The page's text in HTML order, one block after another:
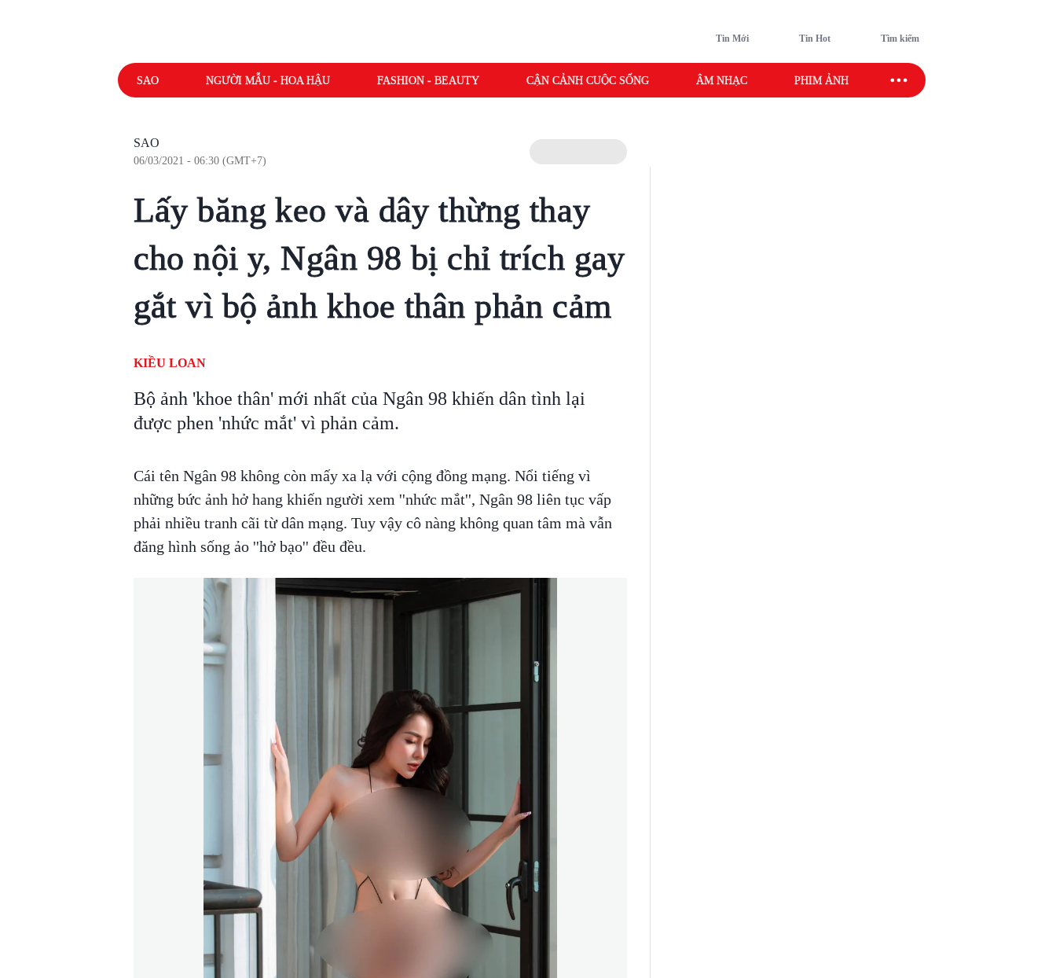
Tin Mới Tin Hot Tìm kiếm
SAO NGƯỜI MẪU - HOA HẬU FASHION - BEAUTY CẬN CẢNH CUỘC SỐNG ÂM NHẠC PHIM ẢNH SAO SPORT
SAO
06/03/2021 - 06:30 (GMT+7)
Lấy băng keo và dây thừng thay
cho nội y, Ngân 98 bị chỉ trích gay
gắt vì bộ ảnh khoe thân phản cảm
KIỀU LOAN
Bộ ảnh 'khoe thân' mới nhất của Ngân 98 khiến dân tình lại
được phen 'nhức mắt' vì phản cảm.
Cái tên Ngân 98 không còn mấy xa lạ với cộng đồng mạng. Nổi tiếng vì
những bức ảnh hở hang khiến người xem ''nhức mắt'', Ngân 98 liên tục vấp
phải nhiều tranh cãi từ dân mạng. Tuy vậy cô nàng không quan tâm mà vẫn
đăng hình sống ảo ''hở bạo'' đều đều.